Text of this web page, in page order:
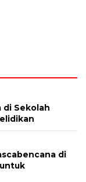
di Sekolah
di